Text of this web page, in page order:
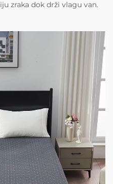
zraka dok drži vlagu van.